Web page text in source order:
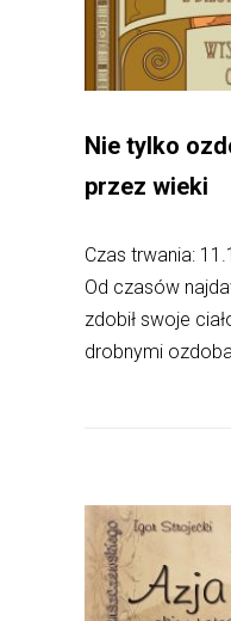
Nie tylko
przez wieki
Czas trwania:
Od czasów
zdobił swoje
drobnymi